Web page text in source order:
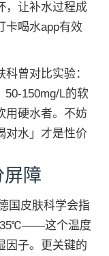
，让补水过程成
喝水app有效
曾对比实验：
50-150mg/L的软
用硬水者。不妨
对水」才是性价
障
国皮肤科学会指
35℃——这个温度
因子。更关键的